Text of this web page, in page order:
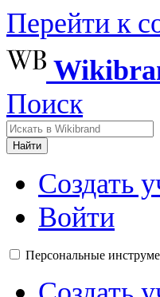
Перейти к
Поиск
Найти
Создать
Войти
Персональные